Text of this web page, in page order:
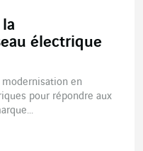
électrique
en
pour répondre aux